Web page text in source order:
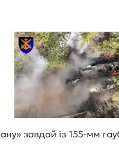
завдай із 155-мм